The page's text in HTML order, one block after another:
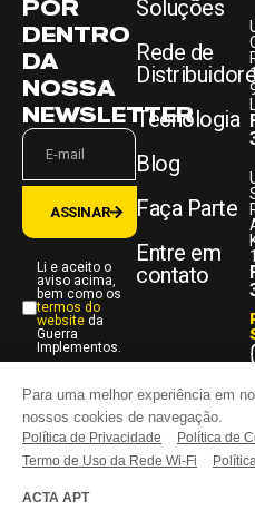
POR
DENTRO
DA
NOSSA
NEWSLETTER
Li e aceito o
aviso acima,
bem como os
termos do
website da
Guerra
Implementos.
ASSINAR
Soluções
Rede de
Tecnologia
Blog
Faça Parte
Entre em
contato
Para uma melhor experiência em
nossos cookies de navegação.
Política de Privacidade Política de
Termo de Uso da Rede Wi-Fi
ACTA APT